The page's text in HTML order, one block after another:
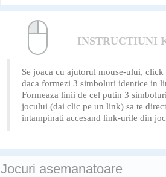
INSTRUCTIUNI
Se joaca cu ajutorul mouse-ului,
daca formezi 3 simboluri identice in
Formeaza linii de cel putin 3
jocului (dai clic pe un link) sa te
intampinati accesand link-urile din
Jocuri asemanatoare